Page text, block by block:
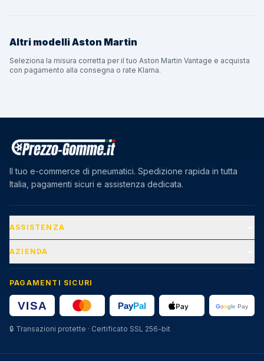
Altri modelliAston Martin
Seleziona la misura corretta per il tuo Aston Martin Vantage e acquista
con pagamento alla consegna o rate Klarna.
Il tuo e-commerce di pneumatici. Spedizione rapida in tutta
Italia, pagamenti sicuri e assistenza dedicata.
ASSISTENZA
AZIENDA
PAGAMENTI SICURI
🔒 Transazioni protette · Certificato SSL 256-bit